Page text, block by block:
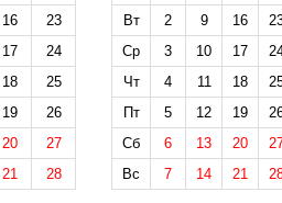
16
23
17
24
18
25
19
26
20
27
21 28
Вт
2 9 16
Ср
3 10 17
Чт
4 11 18
Пт
5 12 19
Сб
6 13 20
Вс
7 14 21